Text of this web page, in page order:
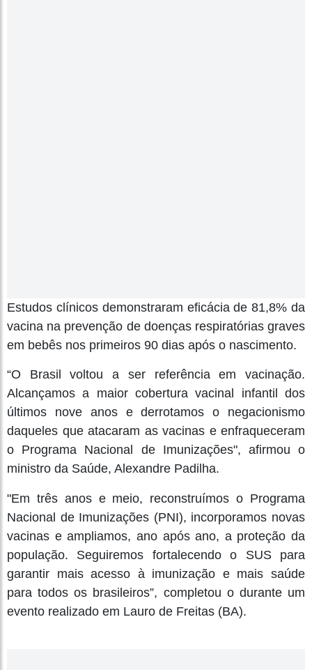
Estudos clínicos demonstraram eficácia de 81,8% da
vacina na prevenção de doenças respiratórias graves
em bebês nos primeiros 90 dias após o nascimento.
“O Brasil voltou a ser referência em vacinação.
Alcançamos a maior cobertura vacinal infantil dos
últimos nove anos e derrotamos o negacionismo
daqueles que atacaram as vacinas e enfraqueceram
o Programa Nacional de Imunizações", afirmou o
ministro da Saúde, Alexandre Padilha.
"Em três anos e meio, reconstruímos o Programa
Nacional de Imunizações (PNI), incorporamos novas
vacinas e ampliamos, ano após ano, a proteção da
população. Seguiremos fortalecendo o SUS para
garantir mais acesso à imunização e mais saúde
para todos os brasileiros”, completou o durante um
evento realizado em Lauro de Freitas (BA).